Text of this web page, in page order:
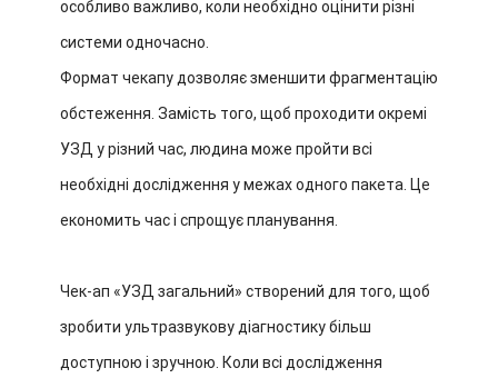
особливо важливо, коли необхідно оцінити різні
системи одночасно.
Формат чекапу дозволяє зменшити фрагментацію
обстеження. Замість того, щоб проходити окремі
УЗД у різний час, людина може пройти всі
необхідні дослідження у межах одного пакета. Це
економить час і спрощує планування.
Чек-ап «УЗД загальний» створений для того, щоб
зробити ультразвукову діагностику більш
доступною і зручною. Коли всі дослідження